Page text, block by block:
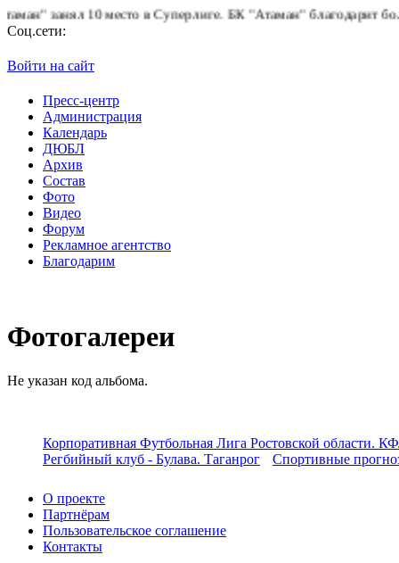
занял 10 место в Суперлиге.БК "Атаман" благодарит
Соц.сети:
Войти на сайт
Пресс-центр
Администрация
Календарь
ДЮБЛ
Архив
Состав
Фото
Видео
Форум
Рекламное агентство
Благодарим
Фотогалереи
Не указан код альбома.
Корпоративная Футбольная Лига Ростовской области.
Регбийный клуб - Булава. Таганрог
Спортивные
О проекте
Партнёрам
Пользовательское соглашение
Контакты